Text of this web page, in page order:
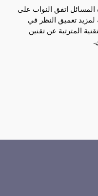
المسائل اتفق النواب على
تعميق النظر في
المترتبة عن تقنين